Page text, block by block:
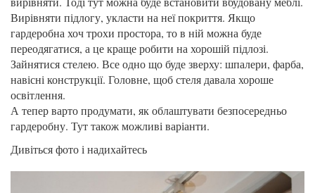
Вирівняти підлогу, укласти на неї покриття. Якщо
гардеробна хоч трохи простора, то в ній можна буде
переодягатися, а це краще робити на хорошій підлозі.
Зайнятися стелею. Все одно що буде зверху: шпалери, фарба,
навісні конструкції. Головне, щоб стеля давала хороше
освітлення.
А тепер варто продумати, як облаштувати безпосередньо
гардеробну. Тут також можливі варіанти.
Дивіться фото і надихайтесь